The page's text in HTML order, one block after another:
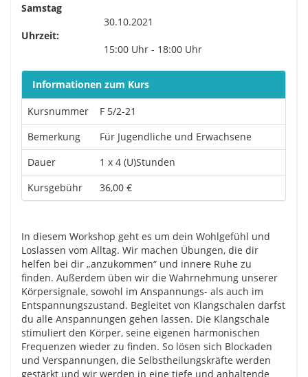
Samstag
30.10.2021
Uhrzeit:
15:00 Uhr - 18:00 Uhr
Informationen zum Kurs
Kursnummer
F 5/2-21
Bemerkung
Für Jugendliche und Erwachsene
Dauer
1 x 4 (U)Stunden
Kursgebühr
36,00 €
In diesem Workshop geht es um dein Wohlgefühl und
Loslassen vom Alltag. Wir machen Übungen, die dir
helfen bei dir „anzukommen“ und innere Ruhe zu
finden. Außerdem üben wir die Wahrnehmung unserer
Körpersignale, sowohl im Anspannungs- als auch im
Entspannungszustand. Begleitet von Klangschalen darfst
du alle Anspannungen gehen lassen. Die Klangschale
stimuliert den Körper, seine eigenen harmonischen
Frequenzen wieder zu finden. So lösen sich Blockaden
und Verspannungen, die Selbstheilungskräfte werden
gestärkt und wir werden in eine tiefe und anhaltende